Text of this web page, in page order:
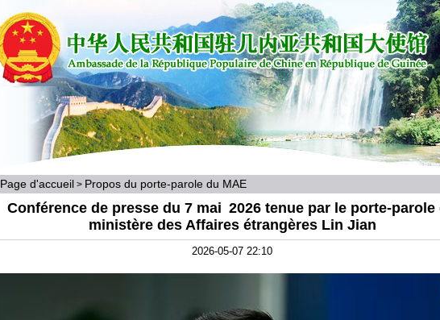
Page d'accueil > Propos du porte-parole du MAE
Conférence de presse du 7 mai 2026 tenue par le porte-parole
ministère des Affaires étrangères Lin Jian
2026-05-07 22:10